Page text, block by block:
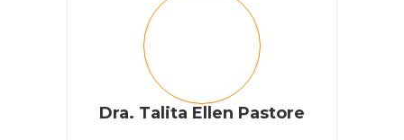
Dra. Talita Ellen Pastore